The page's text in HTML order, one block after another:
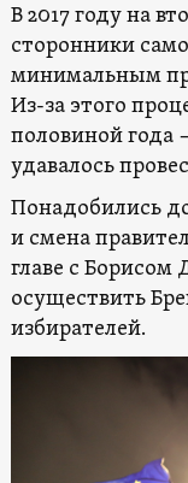
В 2017 году на
сторонники
минимальным
Из-за этого
половиной
удавалось
Понадобились
и смена
главе с
осуществить
избирателей.